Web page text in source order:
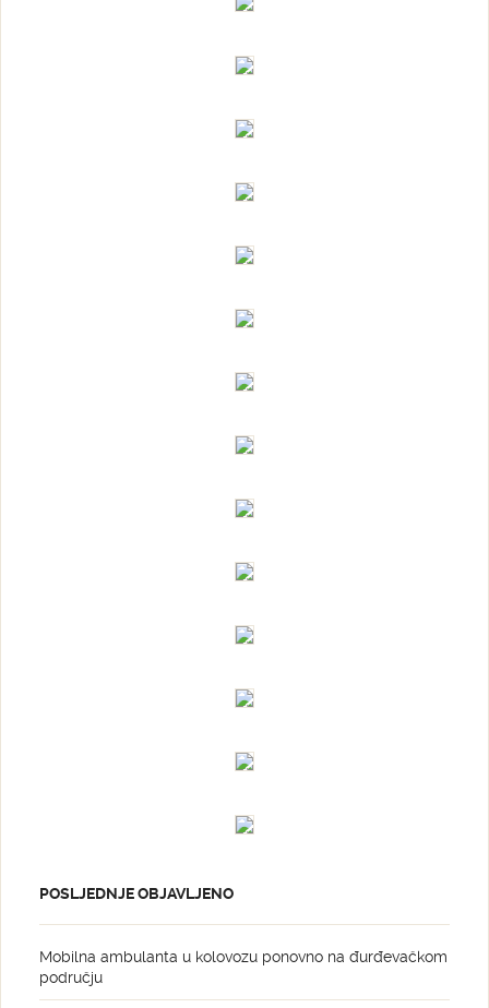
POSLJEDNJE OBJAVLJENO
Mobilna ambulanta u kolovozu ponovno na đurđevačkom
području